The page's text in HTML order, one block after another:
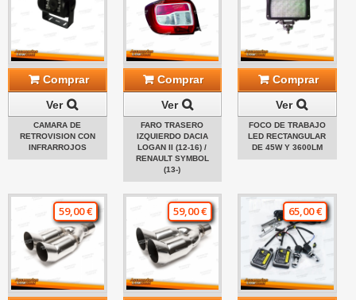
Comprar
Ver
CAMARA DE
RETROVISION CON
INFRARROJOS
Comprar
Ver
FARO TRASERO
IZQUIERDO DACIA
LOGAN II (12-16) /
RENAULT SYMBOL
(13-)
Comprar
Ver
FOCO DE TRABAJO
LED RECTANGULAR
DE 45W Y 3600LM
59,00 € 59,00 € 65,00 €